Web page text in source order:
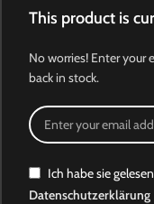
This product is
No worries! Enter your
back in stock.
Ich habe sie
Datenschutzerklärung